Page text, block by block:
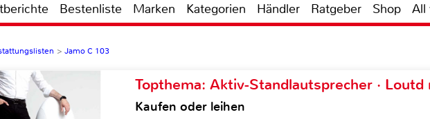
Bestenliste Marken Kategorien Händler Ratgeber Shop All
> Jamo C 103
Topthema: Aktiv-Standlautsprecher · Loutd
Kaufen oder leihen